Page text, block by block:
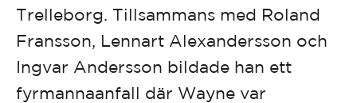
Trelleborg. Tillsammans med Roland
Fransson, Lennart Alexandersson och
Ingvar Andersson bildade han ett
fyrmannaanfall där Wayne var